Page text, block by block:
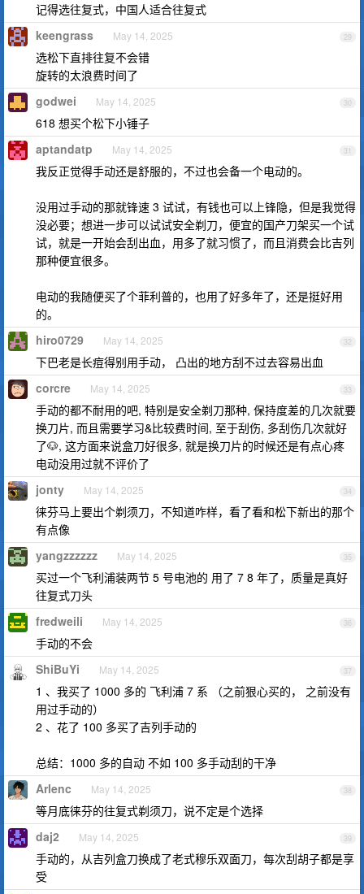
记得选往复式，中国人适合往复式
29
keengrass May 14, 2025
选松下直排往复不会错
旋转的太浪费时间了
30
godwei May 14, 2025
618 想买个松下小锤子
31
aptandatp May 14, 2025
我反正觉得手动还是舒服的，不过也会备一个电动的。
没用过手动的那就锋速 3 试试，有钱也可以上锋隐，但是我觉得
没必要；想进一步可以试试安全剃刀，便宜的国产刀架买一个试
试，就是一开始会刮出血，用多了就习惯了，而且消费会比吉列
那种便宜很多。
电动的我随便买了个菲利普的，也用了好多年了，还是挺好用
的。
32
hiro0729 May 14, 2025
下巴老是长痘得别用手动， 凸出的地方刮不过去容易出血
33
corcre May 14, 2025
手动的都不耐用的吧, 特别是安全剃刀那种, 保持度差的几次就要
换刀片, 而且需要学习&比较费时间, 至于刮伤, 多刮伤几次就好
了🐶, 这方面来说盒刀好很多, 就是换刀片的时候还是有点心疼
电动没用过就不评价了
34
jonty May 14, 2025
徕芬马上要出个剃须刀，不知道咋样，看了看和松下新出的那个
有点像
35
yangzzzzzz May 14, 2025
买过一个飞利浦装两节 5 号电池的 用了 7 8 年了，质量是真好
往复式刀头
36
fredweili May 14, 2025
手动的不会
37
ShiBuYi May 14, 2025
1 、我买了 1000 多的 飞利浦 7 系 （之前狠心买的， 之前没有
用过手动的）
2 、花了 100 多买了吉列手动的
总结：1000 多的自动 不如 100 多手动刮的干净
38
Arlenc May 14, 2025
等月底徕芬的往复式剃须刀，说不定是个选择
39
daj2 May 14, 2025
手动的，从吉列盒刀换成了老式穆乐双面刀，每次刮胡子都是享
受